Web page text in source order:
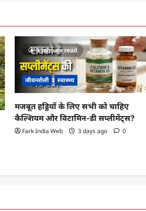
1 minute read
जीवनशैली स्वास्थ्य
मजबूत हड्डियों के लिए सभी को चाहिए
कैल्शियम और विटामिन-डी सप्लीमेंट्स?
Fark India Web 3 days ago 0